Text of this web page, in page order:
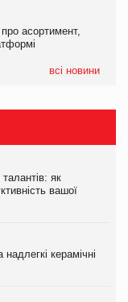
асортимент,
всі новини
магазинів
як
вашої
керамічні